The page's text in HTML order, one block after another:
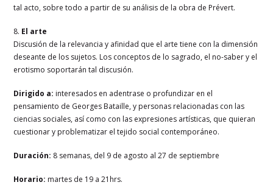
tal acto, sobre todo a partir de su análisis de la obra de Prévert.
8. El arte
Discusión de la relevancia y afinidad que el arte tiene con la dimensión
deseante de los sujetos. Los conceptos de lo sagrado, el no-saber y el
erotismo soportarán tal discusión.
Dirigido a: interesados en adentrase o profundizar en el
pensamiento de Georges Bataille, y personas relacionadas con las
ciencias sociales, así como con las expresiones artísticas, que quieran
cuestionar y problematizar el tejido social contemporáneo.
Duración: 8 semanas, del 9 de agosto al 27 de septiembre
Horario: martes de 19 a 21hrs.